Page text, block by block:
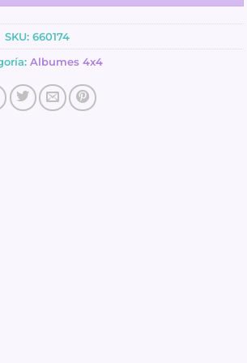
SKU: 660174
Albumes 4x4